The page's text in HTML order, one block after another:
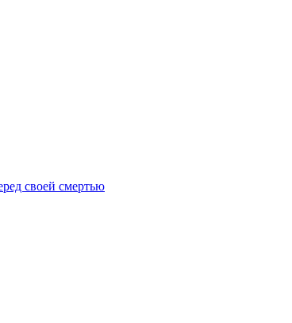
своей смертью